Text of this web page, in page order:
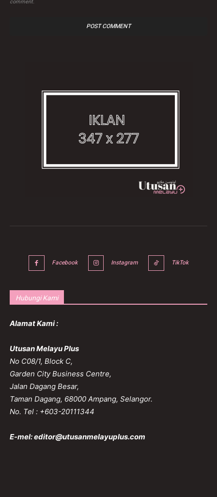
Facebook Instagram TikTok
Hubungi Kami
Alamat Kami :
Utusan Melayu Plus
No C08/1, Block C,
Garden City Business Centre,
Jalan Dagang Besar,
Taman Dagang, 68000 Ampang, Selangor.
No. Tel : +603-20111344
E-mel:editor@utusanmelayuplus.com